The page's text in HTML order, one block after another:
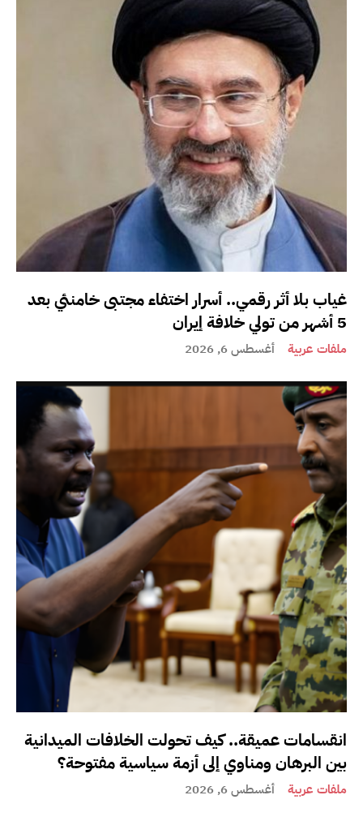
غياب بلا أثر رقمي.. أسرار اختفاء مجتبى خامنئي بعد
5 أشهر من تولي خلافة إيران
ملفات عربية أغسطس 6, 2026
انقسامات عميقة.. كيف تحولت الخلافات الميدانية
بين البرهان ومناوي إلى أزمة سياسية مفتوحة؟
ملفات عربية أغسطس 6, 2026